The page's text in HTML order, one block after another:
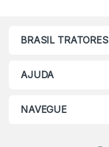
BRASIL TRATORES
AJUDA
NAVEGUE